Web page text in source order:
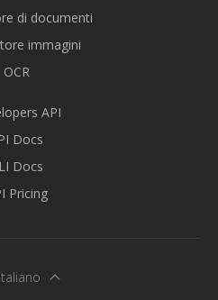
di documenti
immagini
OCR
API
Docs
Docs
Pricing
Italiano